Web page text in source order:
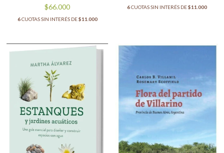
$66.000
6CUOTAS SIN INTERÉS DE$11.000
6CUOTAS SIN INTERÉS DE$11.000